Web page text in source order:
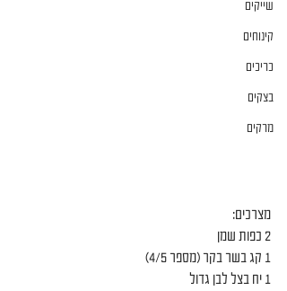
שייקים
קינוחים
כריכים
בצקים
מרקים
מצרכים:
2 כפות שמן
1 קג בשר בקר (מספר 4/5)
1 יח בצל לבן גדול